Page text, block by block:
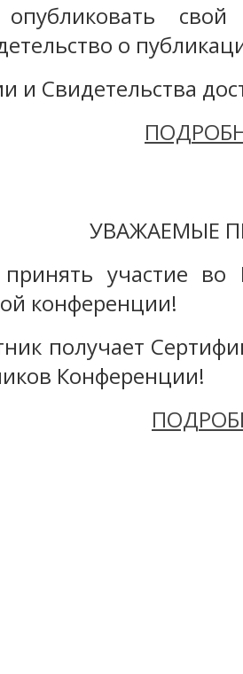
о
и Свидетельства
УВАЖАЕМЫЕ
участие во
конференции!
получает
Конференции!